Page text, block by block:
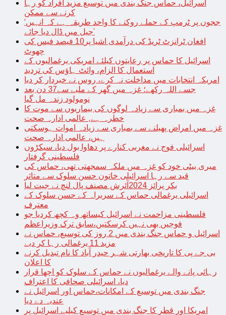
اسرائیل، حماس جنگ بندی میں توسیع مزید افراد کو رہا
کرنے سے ممکن
‘ججوں پر ٹرمپ کے حملے روکنے کا واحد طریقہ ہے کہ انہیں
جیل میں ڈال دیا جائے’
افغان ٹرانزٹ ٹریڈ کی درآمدی اشیا پر10 فیصد فیس کی
چھوٹ
اسرائیل کا حماس پر رعایتوں کیلئے امریکی یرغمالیوں کے
استعمال کا الزام، وائٹ ہاؤس کی تردید
امریکہ انتخابات میں مداخلت نہ کرے، روس نے خبردار کر دیا
جسے اللہ رکھے؛ غزہ میں گھر کے ملبے سے37 دن بعد
نومولود زندہ مل گیا
غزہ میں بمباری سے زیادہ لوگوں کی بیماریوں سے موت کا
خطرہ ہے, عالمی ادارہ صحت
غزہ میں امراض پھیلنے سے بمباری سے زیادہ اموات ہوسکتی
ہیں، عالمی ادارہ صحت
اسرائیلی فوج نے مغربی کنارے پر دھاوا بول دیا، سیکڑوں
فلسطینی گرفتار
میری بیٹی خود کو غزہ میں ملکہ سمجھتی تھی، حماس کی
قید سے رہا اسرائیلی خاتون حسن سلوک سے متاثر
بکر پرائز 2024آئرش مصنف پال لنچ نے جیت لیا
اسرائیلی یرغمالی حماس کے سربراہ کے حسن سلوک کے
معترف
فلسطینی مزاحمت نے اسرائیل کیساتھ وہ کچھ کردیا جو
فوجیں بھی نہیں کرسکتیں،سابق ترک وزیراعظم
اسرائیل و حماس جنگ بندی میں 2 روز کی توسیع، حماس نے
مزید 11 یرغمالی رہا کر دیے
بی جے پی کا تاریخی بھارتی شہر حیدر آباد کا نام تبدیل کرنے
کا اعلان
رہائی پانے والے یرغمالیوں نے حماس کے سلوک کو اچھا قرار
دیا، اسرائیلی صحافی کا اعتراف
جنگ بندی میں توسیع کے امکانات،حماس اور اسرائیل نے
عندیہ دے دیا
امریکا اور قطر کا جنگ بندی میں توسیع کیلیے اسرائیل پر